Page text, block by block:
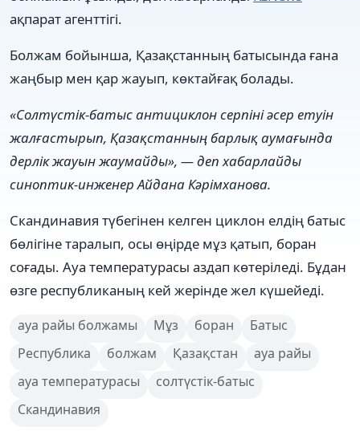
ақпарат агенттігі.
Болжам бойынша, Қазақстанның батысында ғана
жаңбыр мен қар жауып, көктайғақ болады.
«Солтүстік-батыс антициклон серпіні әсер етуін
жалғастырып, Қазақстанның барлық аумағында
дерлік жауын жаумайды», — деп хабарлайды
синоптик-инженер Айдана Кәрімханова.
Скандинавия түбегінен келген циклон елдің батыс
бөлігіне таралып, осы өңірде мұз қатып, боран
соғады. Ауа температурасы аздап көтеріледі. Бұдан
өзге республиканың кей жерінде жел күшейеді.
ауа райы болжамы Мұз боран
Батыс
Республика
болжам Қазақстан
ауа райы
ауа температурасы
солтүстік-батыс
Скандинавия